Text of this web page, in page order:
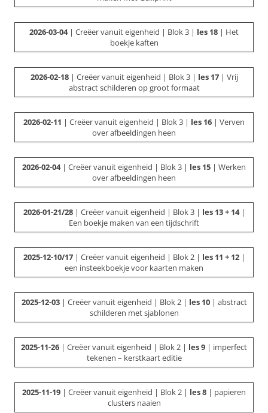
2026-03-04 | Creëer vanuit eigenheid | Blok 3 | les 18 | Het
boekje kaften
2026-02-18 | Creëer vanuit eigenheid | Blok 3 | les 17| Vrij
abstract schilderen op groot formaat
2026-02-11 | Creëer vanuit eigenheid | Blok 3 | les 16 | Verven
over afbeeldingen heen
2026-02-04| Creëer vanuit eigenheid | Blok 3 | les 15 | Werken
over afbeeldingen heen
2026-01-21/28| Creëer vanuit eigenheid | Blok 3 | les 13 + 14|
Een boekje maken van een tijdschrift
2025-12-10/17| Creëer vanuit eigenheid | Blok 2 | les 11 + 12|
een insteekboekje voor kaarten maken
2025-12-03| Creëer vanuit eigenheid | Blok 2 | les 10| abstract
schilderen met sjablonen
2025-11-26 | Creëer vanuit eigenheid | Blok 2 | les 9 | imperfect
tekenen – kerstkaart editie
2025-11-19 | Creëer vanuit eigenheid | Blok 2 | les 8 | papieren
clusters naaien